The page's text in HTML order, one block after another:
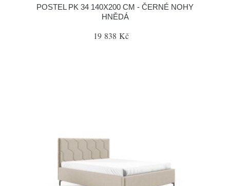
POSTEL PK 34 140X200 CM - ČERNÉ NOHY
HNĚDÁ
19 838 Kč